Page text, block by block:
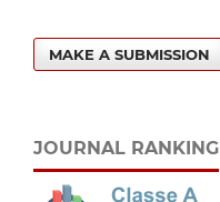
MAKE A SUBMISSION
JOURNAL RANKING